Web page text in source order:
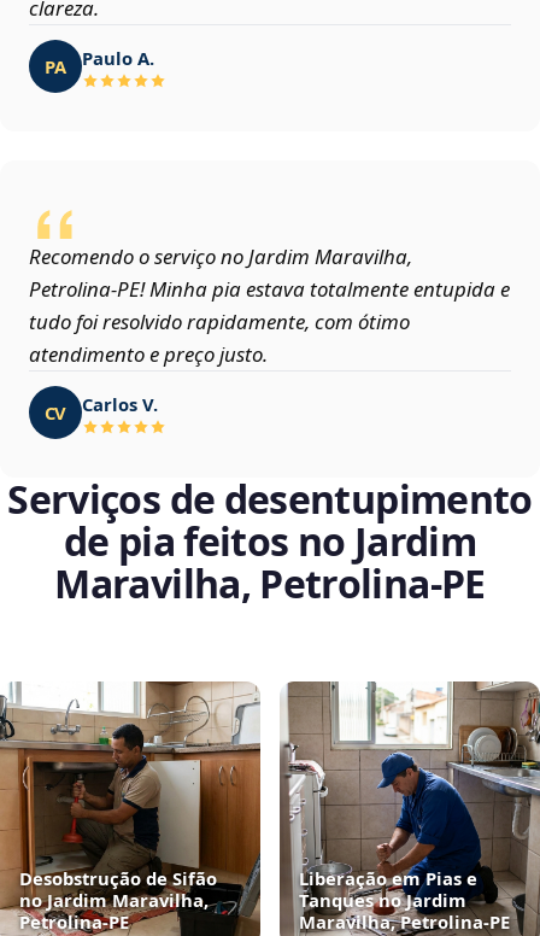
clareza.
PA Paulo A.
Recomendo o serviço no Jardim Maravilha,
Petrolina‑PE! Minha pia estava totalmente entupida e
tudo foi resolvido rapidamente, com ótimo
atendimento e preço justo.
CV Carlos V.
Serviços de desentupimento
de pia feitos no Jardim
Maravilha, Petrolina‑PE
Desobstrução de Sifão
no Jardim Maravilha,
Petrolina‑PE
Liberação em Pias e
Tanques no Jardim
Maravilha, Petrolina‑PE